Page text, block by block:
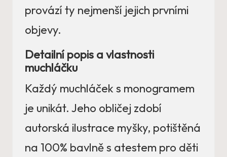
provází ty nejmenší jejich prvními
objevy.
Detailní popis a vlastnosti
muchláčku
Každý muchláček s monogramem
je unikát. Jeho obličej zdobí
autorská ilustrace myšky, potištěná
na 100% bavlně s atestem pro děti